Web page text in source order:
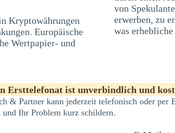
Kryptowährungen
Europäische
Wertpapier- und
von
und Blasen führen,
was
Ersttelefonat ist unverbindlich und
& Partner kann jederzeit telefonisch oder
Ihr Problem kurz schildern.